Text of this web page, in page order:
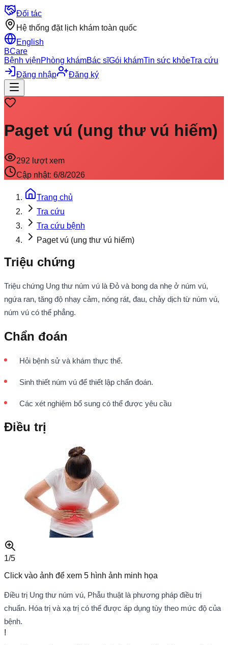
Đối tác
Hệ thống đặt lịch khám toàn quốc
English
BCare
Bệnh việnPhòng khámBác sĩGói khámTin sức khỏeTra cứu
Đăng nhập
Đăng ký
Paget vú (ung thư vú hiếm)
292 lượt xem
Cập nhật: 6/8/2026
Trang chủ
Tra cứu
Tra cứu bệnh
Paget vú (ung thư vú hiếm)
Triệu chứng
Triệu chứng Ung thư núm vú là Đỏ và bong da nhẹ ở núm vú,
ngứa ran, tăng độ nhạy cảm, nóng rát, đau, chảy dịch từ núm vú,
núm vú có thể phẳng.
Chẩn đoán
Hỏi bệnh sử và khám thực thể.
Sinh thiết núm vú để thiết lập chẩn đoán.
Các xét nghiệm bổ sung có thể được yêu cầu
Điều trị
1/5
Click vào ảnh để xem 5 hình ảnh minh họa
Điều trị Ung thư núm vú, Phẫu thuật là phương pháp điều trị
chuẩn. Hóa trị và xạ trị có thể được áp dụng tùy theo mức độ của
bệnh.
!